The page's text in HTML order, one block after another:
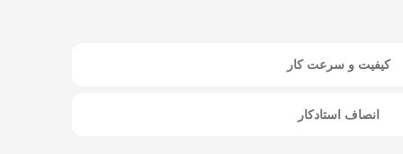
کیفیت و سرعت کار
انصاف استادکار